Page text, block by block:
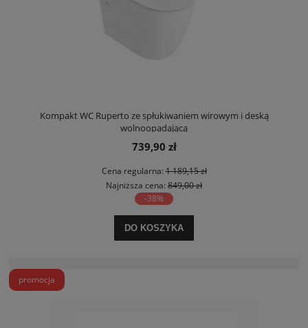
Kompakt WC Ruperto ze spłukiwaniem wirowym i deską
wolnoopadającą
739,90 zł
Cena regularna:1 189,15 zł
Najniższa cena: 849,00 zł
-38%
DO KOSZYKA
promocja